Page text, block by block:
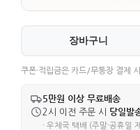
장바구니
쿠폰·적립금은 카드/무통장 결제
5만원 이상 무료배송
2시 이전 주문 시 당일발
· 우체국 택배 (주말·공휴일